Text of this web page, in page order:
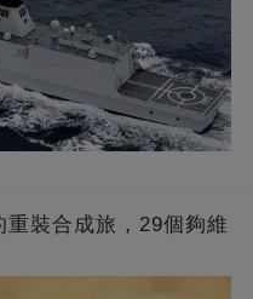
裝合成旅，29個夠維